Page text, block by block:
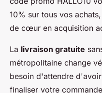
10% sur tous vos
de cœur en acquisition
La livraison gratuite
métropolitaine change
besoin d'attendre
finaliser votre